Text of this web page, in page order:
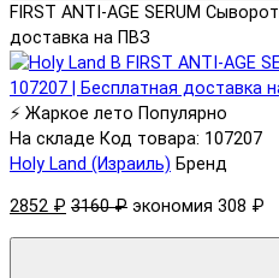
FIRST ANTI-AGE SERUM
доставка на ПВЗ
⚡ Жаркое лето Популярно
На складе Код товара: 107207
Holy Land (Израиль) Бренд
2852 ₽ 3160 ₽ экономия 308 ₽